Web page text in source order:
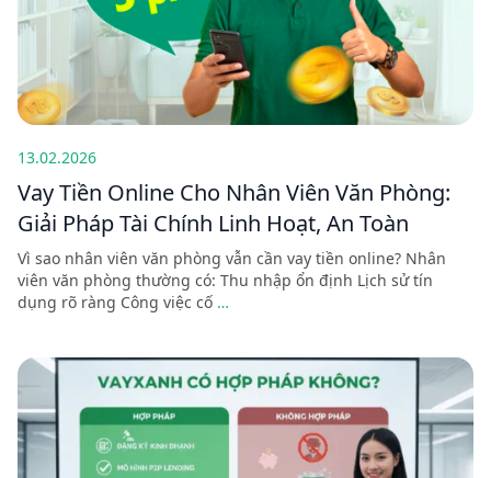
13.02.2026
Vay Tiền Online Cho Nhân Viên Văn Phòng:
Giải Pháp Tài Chính Linh Hoạt, An Toàn
Vì sao nhân viên văn phòng vẫn cần vay tiền online? Nhân
viên văn phòng thường có: Thu nhập ổn định Lịch sử tín
dụng rõ ràng Công việc cố …